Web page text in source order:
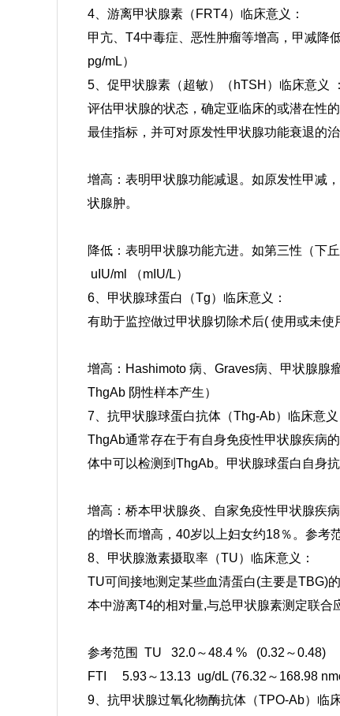
4、游离甲状腺素（FRT4）临床意义：
甲亢、T4中毒症、恶性肿瘤等增高，甲减降
pg/mL）
5、促甲状腺素（超敏）（hTSH）临床意义 ：
评估甲状腺的状态，确定亚临床的或潜在性
最佳指标，并可对原发性甲状腺功能衰退的
增高：表明甲状腺功能减退。如原发性甲减
状腺肿。
降低：表明甲状腺功能亢进。如第三性（下
uIU/ml （mIU/L）
6、甲状腺球蛋白（Tg）临床意义：
有助于监控做过甲状腺切除术后( 使用或未
增高：Hashimoto 病、Graves病、甲状腺腺
ThgAb 阴性样本产生）
7、抗甲状腺球蛋白抗体（Thg-Ab）临床意义
ThgAb通常存在于有自身免疫性甲状腺疾病
体中可以检测到ThgAb。甲状腺球蛋白自身
增高：桥本甲状腺炎、自家免疫性甲状腺疾
的增长而增高，40岁以上妇女约18％。 参考
8、甲状腺激素摄取率（TU）临床意义：
TU可间接地测定某些血清蛋白(主要是TBG)
本中游离T4的相对量,与总甲状腺素测定联合
参考范围 TU 32.0～48.4 % (0.32～0.48)
FTI 5.93～13.13 ug/dL (76.32～168.98
9、抗甲状腺过氧化物酶抗体（TPO-Ab）临